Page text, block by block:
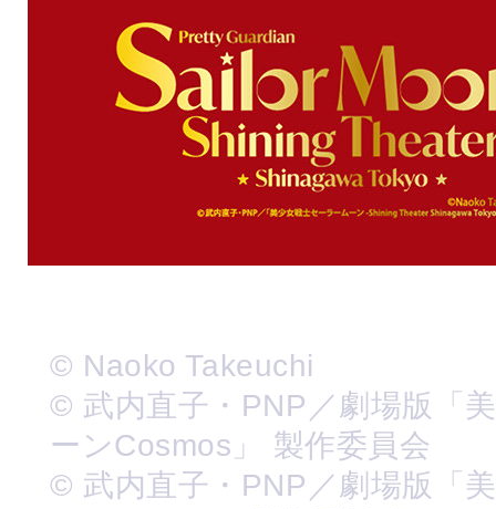
© Naoko Takeuchi
© 武内直子・PNP／劇場版「
ーンCosmos」 製作委員会
© 武内直子・PNP／劇場版「